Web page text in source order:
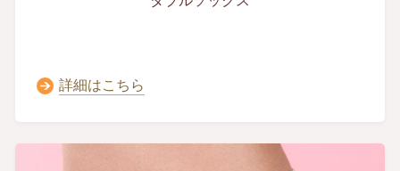
詳細はこちら